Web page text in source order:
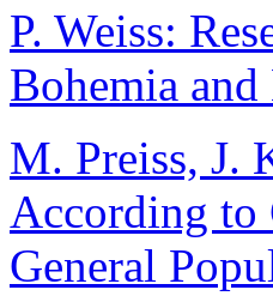
P. Weiss:
Bohemia
M. Preiss, J.
According to
General